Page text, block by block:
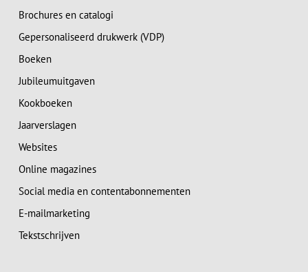
Brochures en catalogi
Gepersonaliseerd drukwerk (VDP)
Boeken
Jubileumuitgaven
Kookboeken
Jaarverslagen
Websites
Online magazines
Social media en contentabonnementen
E-mailmarketing
Tekstschrijven